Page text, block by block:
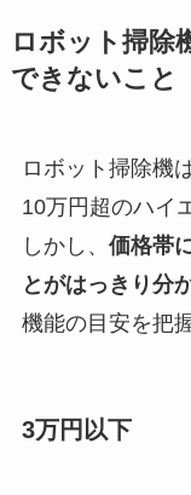
ロボット掃除
できないこと
ロボット掃除機
10万円超のハイ
しかし、 価格帯
とがはっきり分
機能の目安を把
3万円以下